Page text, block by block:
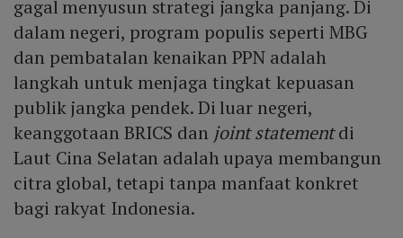
gagal menyusun strategi jangka panjang. Di
dalam negeri, program populis seperti MBG
dan pembatalan kenaikan PPN adalah
langkah untuk menjaga tingkat kepuasan
publik jangka pendek. Di luar negeri,
keanggotaan BRICS dan joint statementdi
Laut Cina Selatan adalah upaya membangun
citra global, tetapi tanpa manfaat konkret
bagi rakyat Indonesia.